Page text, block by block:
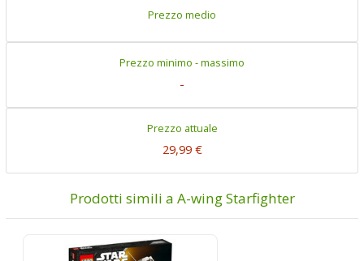
Prezzo medio
Prezzo minimo - massimo
-
Prezzo attuale
29,99 €
Prodotti simili a A-wing Starfighter